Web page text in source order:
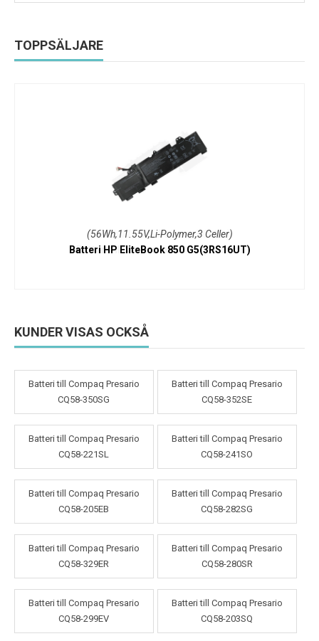
TOPPSÄLJARE
(56Wh,11.55V,Li-Polymer,3 Celler)
Batteri HP EliteBook 850 G5(3RS16UT)
KUNDER VISAS OCKSÅ
Batteri till Compaq Presario
CQ58-350SG
Batteri till Compaq Presario
CQ58-352SE
Batteri till Compaq Presario
CQ58-221SL
Batteri till Compaq Presario
CQ58-241SO
Batteri till Compaq Presario
CQ58-205EB
Batteri till Compaq Presario
CQ58-282SG
Batteri till Compaq Presario
CQ58-329ER
Batteri till Compaq Presario
CQ58-280SR
Batteri till Compaq Presario
CQ58-299EV
Batteri till Compaq Presario
CQ58-203SQ